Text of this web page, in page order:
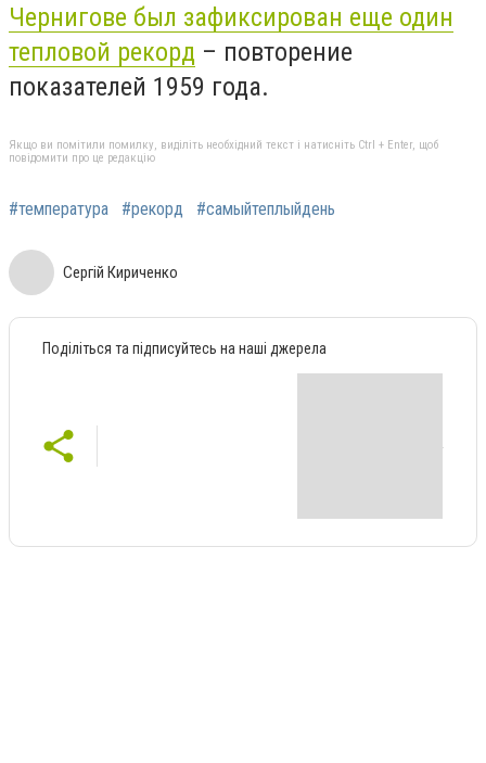
Чернигове был зафиксирован еще один
тепловой рекорд – повторение
показателей 1959 года.
Якщо ви помітили помилку, виділіть необхідний текст і натисніть Ctrl + Enter, щоб
повідомити про це редакцію
#температура #рекорд #самыйтеплыйдень
Сергій Кириченко
Поділіться та підписуйтесь на наші джерела